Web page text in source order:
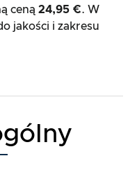
ceną 24,95 €. W
jakości i zakresu